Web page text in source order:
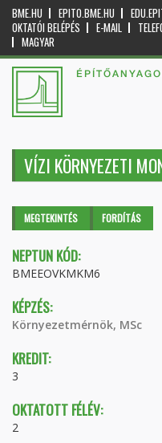
BME.HU EPITO.BME.HU
OKTATÓI BELÉPÉS
E-MAIL
MAGYAR
VÍZI KÖRNYEZETI
Elsődleges fülek
MEGTEKINTÉS (AKTÍVFORDÍTÁS
NEPTUN KÓD:
BMEEOVKMKM6
KÉPZÉS:
Környezetmérnök, MSc
KREDIT:
3
OKTATOTT FÉLÉV:
2